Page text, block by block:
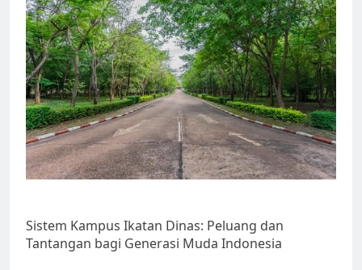
Sistem Kampus Ikatan Dinas: Peluang dan
Tantangan bagi Generasi Muda Indonesia